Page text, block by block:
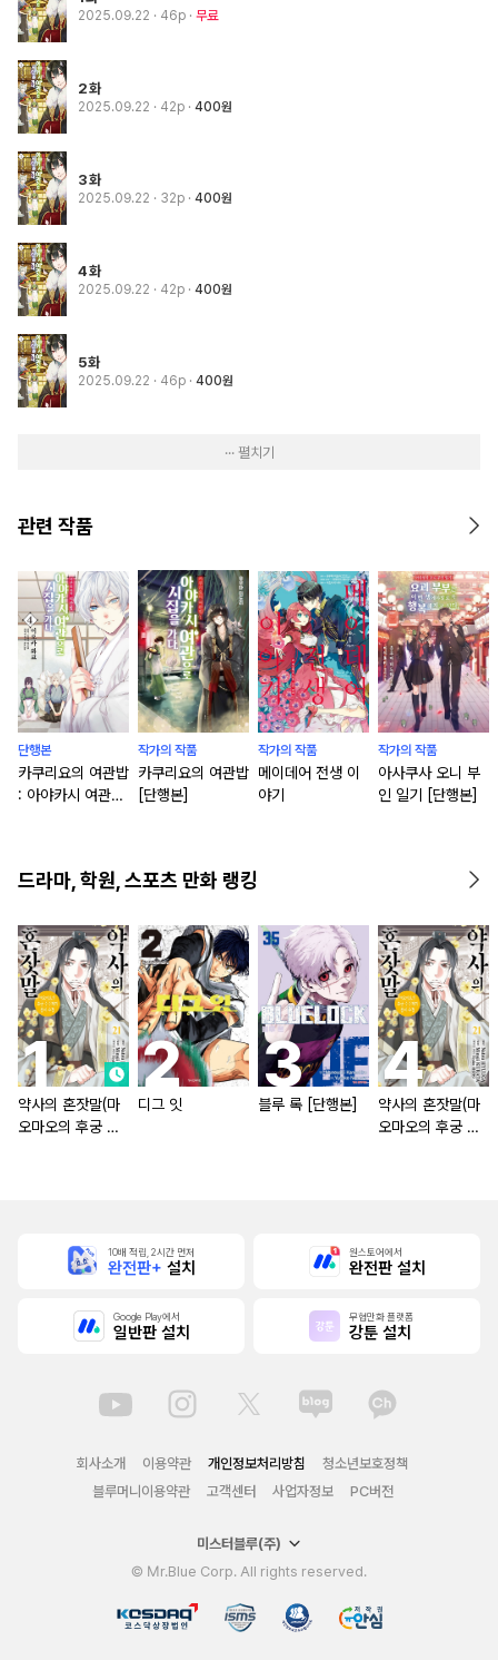
2025.09.22 · 46p 무료
2화
2025.09.22 · 42p 400원
3화
2025.09.22 · 32p 400원
4화
2025.09.22 · 42p 400원
5화
2025.09.22 · 46p 400원
··· 펼치기
관련 작품
단행본
카쿠리요의 여관밥
: 아야카시 여관으
작가의 작품
카쿠리요의 여관밥
[단행본]
작가의 작품
메이데어 전생 이
야기
작가의 작품
아사쿠사 오니 부
인 일기 [단행본]
드라마, 학원, 스포츠 만화 랭킹
약사의 혼잣말(마
오마오의 후궁 수
디그 잇 블루 록 [단행본]
약사의 혼잣말(마
오마오의 후궁 수
10배 적립, 2시간 먼저
완전판+ 설치
원스토어에서
완전판 설치
Google Play에서
일반판 설치
무협만화 플랫폼
강툰 설치
회사소개 이용약관 개인정보처리방침
청소년보호정책
블루머니이용약관
고객센터 사업자정보 PC버전
미스터블루(주)
© Mr.Blue Corp. All rights reserved.